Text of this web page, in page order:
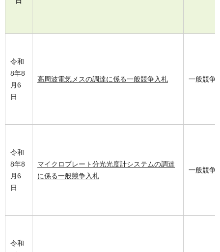
令和
8年8
月6
日
高周波電気メスの調達に係る一般競争入札 一般競争
令和
8年8
月6
日
マイクロプレート分光光度計システムの調達
に係る一般競争入札
一般競争
令和